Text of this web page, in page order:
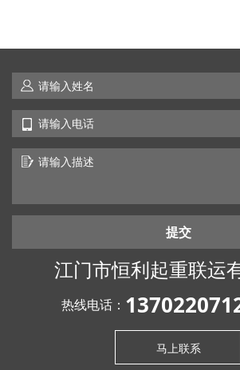
提交
江门市恒利起重联运
热线电话：
马上联系